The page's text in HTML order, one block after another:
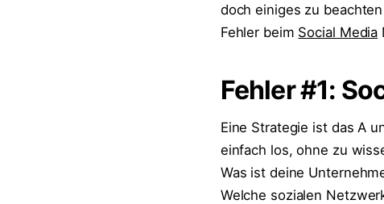
doch einiges zu
Fehler beim Social Media
Fehler #1:
Eine Strategie ist das A
einfach los, ohne zu
Was ist deine
Welche sozialen